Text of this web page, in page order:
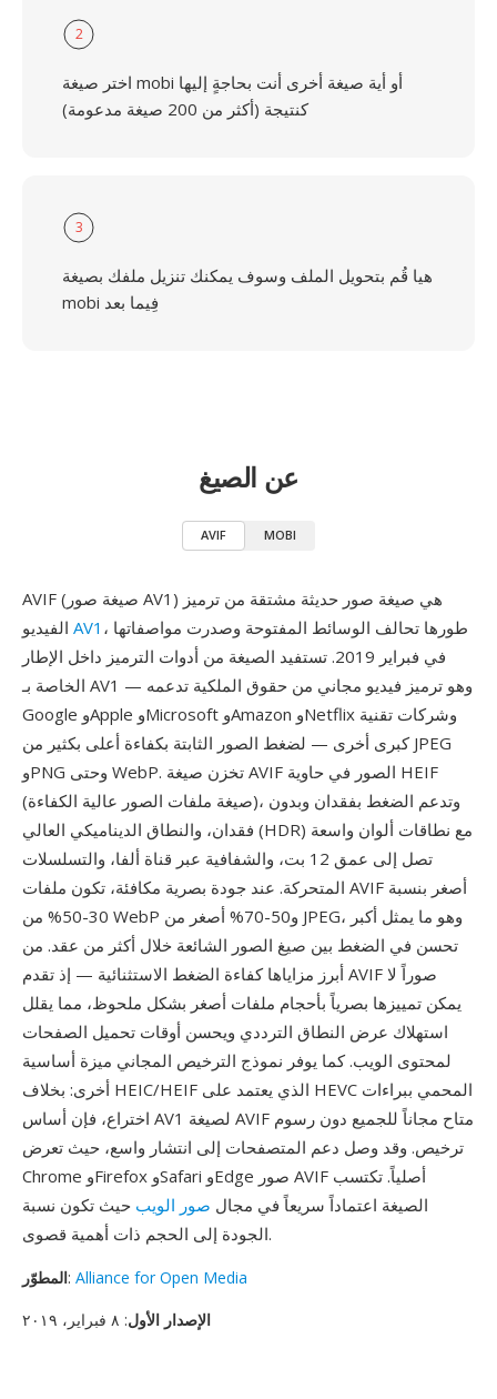
2
اختر صيغة mobi أو أية صيغة أخرى أنت بحاجةٍ إليها
كنتيجة (أكثر من 200 صيغة مدعومة)
3
هيا قُم بتحويل الملف وسوف يمكنك تنزيل ملفك بصيغة
mobi فِيما بعد
عن الصيغ
AVIF MOBI
AVIF (صيغة صور AV1) هي صيغة صور حديثة مشتقة من ترميز
AV1 ، طورها تحالف الوسائط المفتوحة وصدرت مواصفاتها
في فبراير 2019. تستفيد الصيغة من أدوات الترميز داخل الإطار
الخاصة بـ AV1 — وهو ترميز فيديو مجاني من حقوق الملكية تدعمه
Google وApple وMicrosoft وAmazon وNetflix وشركات تقنية
كبرى أخرى — لضغط الصور الثابتة بكفاءة أعلى بكثير من JPEG
وPNG وحتى WebP. تخزن صيغة AVIF الصور في حاوية HEIF
(صيغة ملفات الصور عالية الكفاءة)، وتدعم الضغط بفقدان وبدون
فقدان، والنطاق الديناميكي العالي (HDR) مع نطاقات ألوان واسعة
تصل إلى عمق 12 بت، والشفافية عبر قناة ألفا، والتسلسلات
المتحركة. عند جودة بصرية مكافئة، تكون ملفات AVIF أصغر بنسبة
30-50% من WebP و50-70% أصغر من JPEG، وهو ما يمثل أكبر
تحسن في الضغط بين صيغ الصور الشائعة خلال أكثر من عقد. من
أبرز مزاياها كفاءة الضغط الاستثنائية — إذ تقدم AVIF صوراً لا
يمكن تمييزها بصرياً بأحجام ملفات أصغر بشكل ملحوظ، مما يقلل
استهلاك عرض النطاق الترددي ويحسن أوقات تحميل الصفحات
لمحتوى الويب. كما يوفر نموذج الترخيص المجاني ميزة أساسية
أخرى: بخلاف HEIC/HEIF الذي يعتمد على HEVC المحمي ببراءات
اختراع، فإن أساس AV1 لصيغة AVIF متاح مجاناً للجميع دون رسوم
ترخيص. وقد وصل دعم المتصفحات إلى انتشار واسع، حيث تعرض
Chrome وFirefox وSafari وEdge صور AVIF أصلياً. تكتسب
الصيغة اعتماداً سريعاً في مجال صور الويب حيث تكون نسبة
الجودة إلى الحجم ذات أهمية قصوى.
المطوّر: Alliance for Open Media
الإصدار الأول: ٨ فبراير، ٢٠١٩